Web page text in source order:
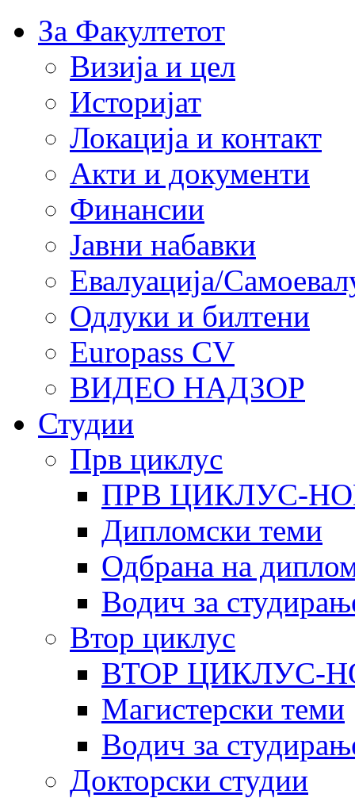
За Факултетот
Визија и цел
Историјат
Локација и контакт
Акти и документи
Финансии
Јавни набавки
Евалуација/
Одлуки и билтени
Europass CV
ВИДЕО НАДЗОР
Студии
Прв циклус
ПРВ ЦИКЛУС-
Дипломски теми
Одбрана на
Водич за
Втор циклус
ВТОР ЦИКЛУС-
Магистерски теми
Водич за
Докторски студии